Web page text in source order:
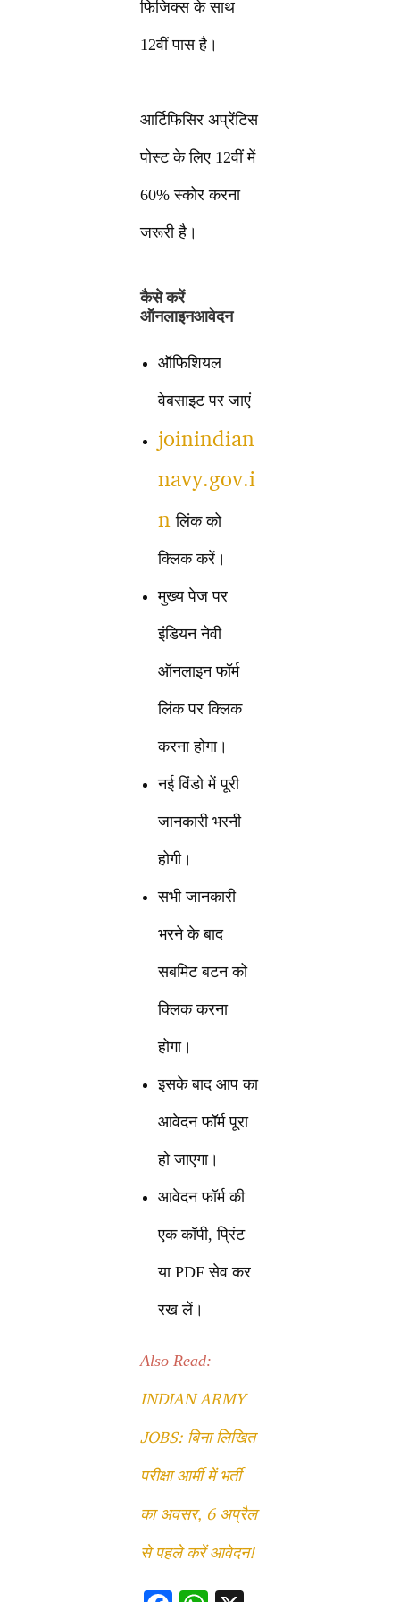
फिजिक्स के साथ
12वीं पास है।
आर्टिफिसिर अप्रेंटिस
पोस्ट के लिए 12वीं में
60% स्कोर करना
जरूरी है।
कैसे करें
ऑनलाइनआवेदन
ऑफिशियल
वेबसाइट पर जाएं
joinindian
navy.gov.i
n लिंक को
क्लिक करें।
मुख्य पेज पर
इंडियन नेवी
ऑनलाइन फॉर्म
लिंक पर क्लिक
करना होगा।
नई विंडो में पूरी
जानकारी भरनी
होगी।
सभी जानकारी
भरने के बाद
सबमिट बटन को
क्लिक करना
होगा।
इसके बाद आप का
आवेदन फॉर्म पूरा
हो जाएगा।
आवेदन फॉर्म की
एक कॉपी, प्रिंट
या PDF सेव कर
रख लें।
Also Read:
INDIAN ARMY
JOBS: बिना लिखित
परीक्षा आर्मी में भर्ती
का अवसर, 6 अप्रैल
से पहले करें आवेदन!